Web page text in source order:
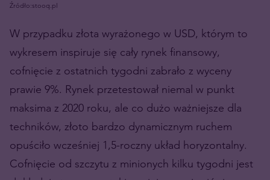
Źródło:stooq.pl
W przypadku złota wyrażonego w USD, którym to
wykresem inspiruje się cały rynek finansowy,
cofnięcie z ostatnich tygodni zabrało z wyceny
prawie 9%. Rynek przetestował niemal w punkt
maksima z 2020 roku, ale co dużo ważniejsze dla
techników, złoto bardzo dynamicznym ruchem
opuściło wcześniej 1,5-roczny układ horyzontalny.
Cofnięcie od szczytu z minionych kilku tygodni jest